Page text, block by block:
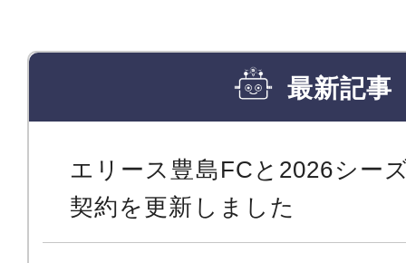
最新記事
エリース豊島FCと2026シー
契約を更新しました